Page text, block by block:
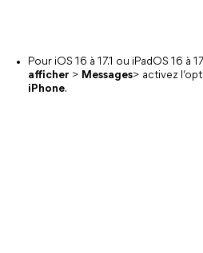
Pour iOS 16 à 17.1 ou iPadOS 16 à
afficher > Messages> activez
iPhone.